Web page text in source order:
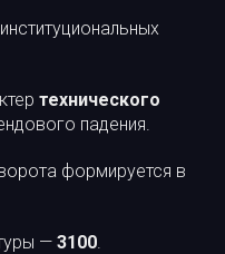
технического
падения.
формируется в
— 3100